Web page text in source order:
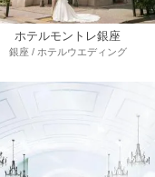
ホテルモントレ銀座
銀座 / ホテルウエディング